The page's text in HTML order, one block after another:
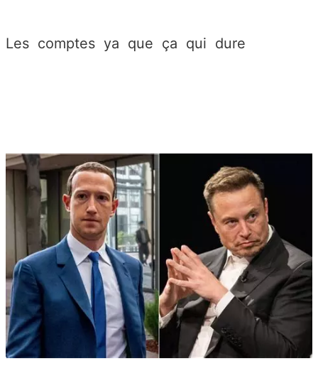
Les comptes ya que ça qui dure